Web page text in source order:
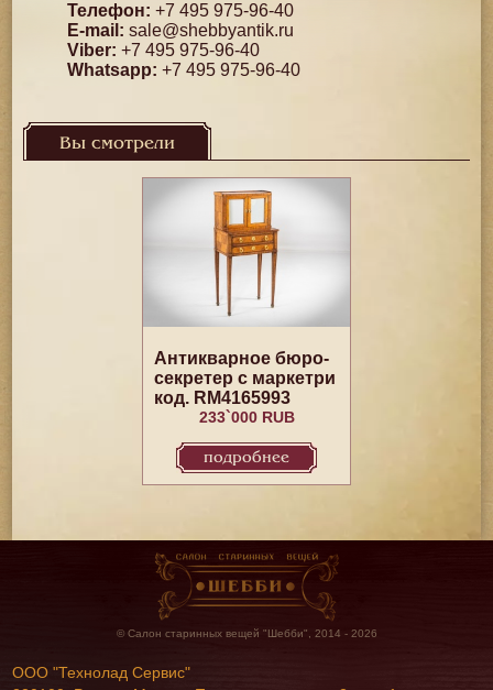
Телефон: +7 495 975-96-40
E-mail: sale@shebbyantik.ru
Viber: +7 495 975-96-40
Whatsapp: +7 495 975-96-40
Вы смотрели
Антикварное бюро-
секретер с маркетри
код. RM4165993
233`000 RUB
подробнее
© Салон старинных вещей "Шебби", 2014 - 2026
ООО "Технолад Сервис"